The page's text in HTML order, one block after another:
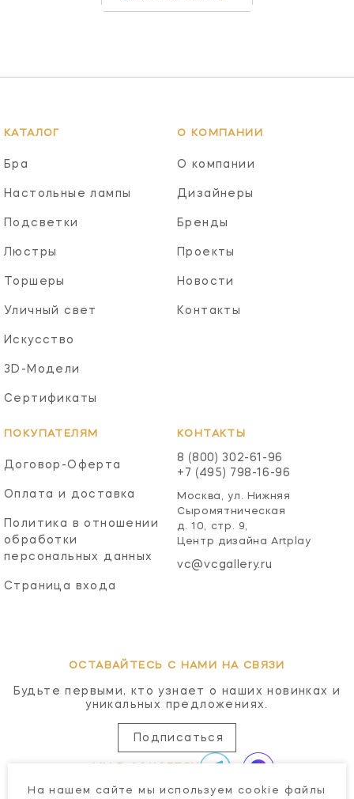
КАТАЛОГ
Бра
Настольные лампы
Подсветки
Люстры
Торшеры
Уличный свет
Искусство
3D-Модели
Сертификаты
О КОМПАНИИ
О компании
Дизайнеры
Бренды
Проекты
Новости
Контакты
ПОКУПАТЕЛЯМ
Договор-Оферта
Оплата и доставка
Политика в отношении
обработки
персональных данных
Страница входа
КОНТАКТЫ
8 (800) 302-61-96
+7 (495) 798-16-96
Москва, ул. Нижняя
Сыромятническая
д. 10, стр. 9,
Центр дизайна Artplay
vc@vcgallery.ru
ОСТАВАЙТЕСЬ С НАМИ НА СВЯЗИ
Будьте первыми, кто узнает о наших новинках и
уникальных предложениях.
Подписаться
На нашем сайте мы используем cookie файлы